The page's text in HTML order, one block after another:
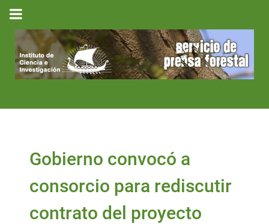
Gobierno convocó a
consorcio para rediscutir
contrato del proyecto